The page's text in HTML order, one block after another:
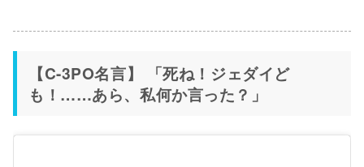
【C-3PO名言】 「死ね！ジェダイど
も！……あら、私何か言った？」